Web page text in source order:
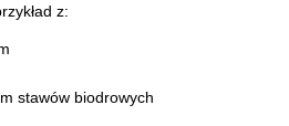
z:
stawów biodrowych